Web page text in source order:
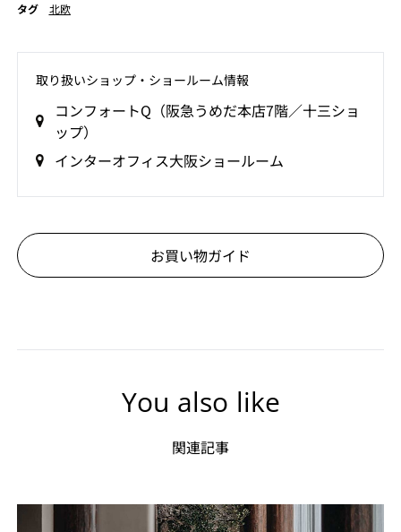
タグ 北欧
取り扱いショップ‧ショールーム情報
コンフォートQ（阪急うめだ本店7階／十三ショ
ップ）
インターオフィス大阪ショールーム
お買い物ガイド
You also like
関連記事